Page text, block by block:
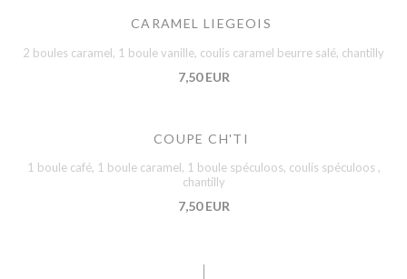
CARAMEL LIEGEOIS
2 boules caramel, 1 boule vanille, coulis caramel beurre salé, chantilly
7,50 EUR
COUPE CH'TI
1 boule café, 1 boule caramel, 1 boule spéculoos, coulis spéculoos ,
chantilly
7,50 EUR